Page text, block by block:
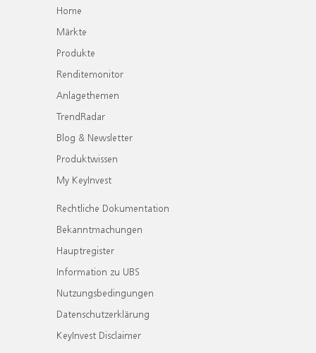
Home
Märkte
Produkte
Renditemonitor
Anlagethemen
TrendRadar
Blog & Newsletter
Produktwissen
My KeyInvest
Rechtliche Dokumentation
Bekanntmachungen
Hauptregister
Information zu UBS
Nutzungsbedingungen
Datenschutzerklärung
KeyInvest Disclaimer